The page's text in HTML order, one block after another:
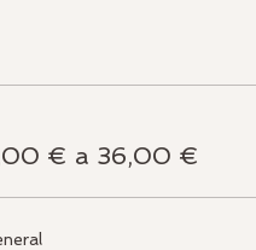
€ a 36,00 €